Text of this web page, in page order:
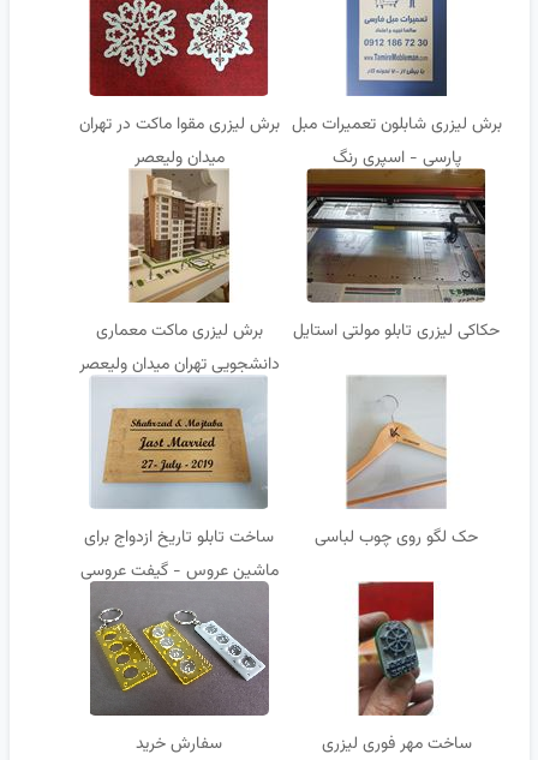
برش لیزری شابلون تعمیرات مبل
پارسی - اسپری رنگ
برش لیزری مقوا ماکت در تهران
میدان ولیعصر
حکاکی لیزری تابلو مولتی استایل
برش لیزری ماکت معماری
دانشجویی تهران میدان ولیعصر
حک لگو روی چوب لباسی
ساخت تابلو تاریخ ازدواج برای
ماشین عروس - گیفت عروسی
ساخت مهر فوری لیزری
سفارش خرید